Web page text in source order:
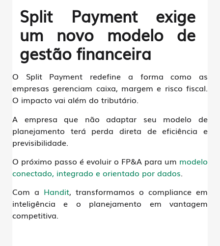
Split Payment exige
um novo modelo de
gestão financeira
O Split Payment redefine a forma como as
empresas gerenciam caixa, margem e risco fiscal.
O impacto vai além do tributário.
A empresa que não adaptar seu modelo de
planejamento terá perda direta de eficiência e
previsibilidade.
O próximo passo é evoluir o FP&A para um modelo
conectado, integrado e orientado por dados.
Com a Handit, transformamos o compliance em
inteligência e o planejamento em vantagem
competitiva.